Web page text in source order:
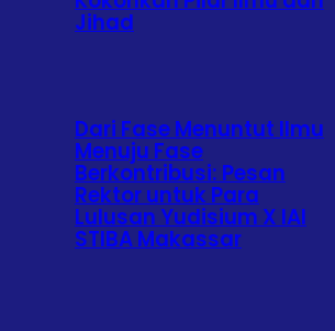
Jihad
Dari Fase Menuntut Ilmu
Menuju Fase
Berkontribusi: Pesan
Rektor untuk Para
Lulusan Yudisium X IAI
STIBA Makassar